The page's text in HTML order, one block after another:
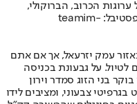
הכרוב, הברוקולי,
המנגולד ועוד ירקות ועשבי תבלין. אתר הפסטיבל: teamim-
עמק יזרעאל, אך אם אתם
על גבעונת בכניסה
79, מציבים מדי בוקר בני הזוג סמדר וירון
בשם "קפה 79", המקושט בגרפיטי צבעוני, ומציבים לידו